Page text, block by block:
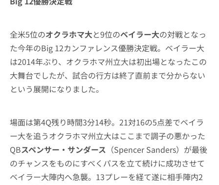
全米5位のオクラホマ大と9位のベイラー大の対戦となっ
た今年のBig 12カンファレンス優勝決定戦。ベイラー大
は2014年ぶり、オクラホマ州立大は初出場となったこの
大舞台でしたが、試合の行方は終了直前まで分からない
という展開になりました。
場面は第4Q残り時間3分14秒。21対16の5点差でベイラ
ー大を追うオクラホマ州立大はここまで調子の悪かった
QBスペンサー・サンダース （Spencer Sanders）が最後
のチャンスをものにすべくパスを立て続けに成功させて
ベイラー大陣内へ急襲。13プレーを経て遂に相手陣内2